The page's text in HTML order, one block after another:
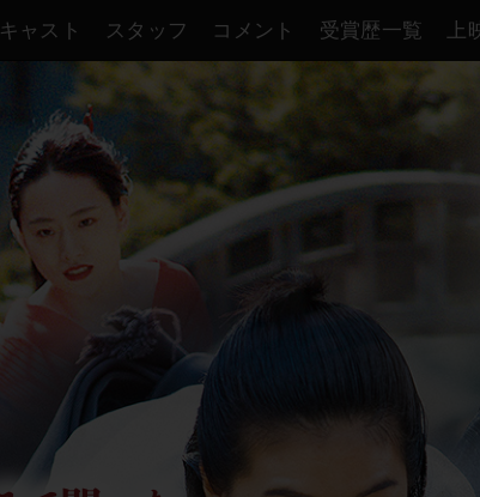
キャスト スタッフ コメント 受賞歴一覧 上